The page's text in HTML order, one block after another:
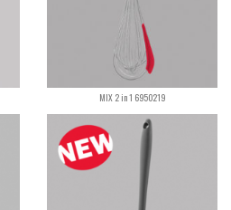
MIX 2 in 1 6950219